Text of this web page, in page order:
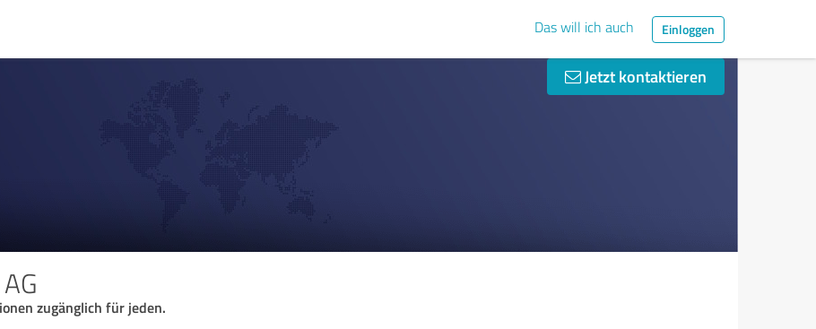
Das will ich auch Einloggen
Jetzt kontaktieren
zugänglich für jeden.